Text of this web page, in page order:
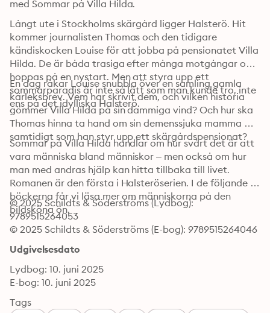
med Sommar på Villa Hilda.
Långt ute i Stockholms skärgård ligger Halsterö. Hit
kommer journalisten Thomas och den tidigare
kändiskocken Louise för att jobba på pensionatet Villa
Hilda. De är båda trasiga efter många motgångar och
hoppas på en nystart. Men att styra upp ett
sommarparadis är inte så lätt som man kunde tro, inte
ens på det idylliska Halsterö.
En dag råkar Louise snubbla över en samling gamla
kärleksbrev. Vem har skrivit dem, och vilken historia
gömmer Villa Hilda på sin dammiga vind? Och hur ska
Thomas hinna ta hand om sin demenssjuka mamma
samtidigt som han styr upp ett skärgårdspensionat?
Sommar på Villa Hilda handlar om hur svårt det är att
vara människa bland människor – men också om hur
man med andras hjälp kan hitta tillbaka till livet.
Romanen är den första i Halsteröserien. I de följande
böckerna får vi läsa mer om människorna på den
bildsköna ön.
© 2025 Schildts & Söderströms (Lydbog):
9789515264053
© 2025 Schildts & Söderströms (E-bog): 9789515264046
Udgivelsesdato
Lydbog: 10. juni 2025
E-bog: 10. juni 2025
Tags